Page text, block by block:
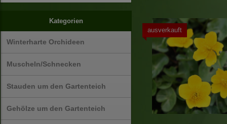
Kategorien
Winterharte Orchideen
Muscheln/Schnecken
Stauden um den Gartenteich
Gehölze um den Gartenteich
ausverkauft